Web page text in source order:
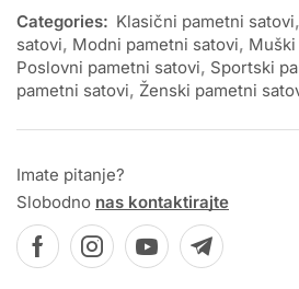
Categories: Klasični pametni satovi,
satovi, Modni pametni satovi,
Poslovni pametni satovi, Sportski
pametni satovi, Ženski pametni
Imate pitanje?
Slobodno nas kontaktirajte